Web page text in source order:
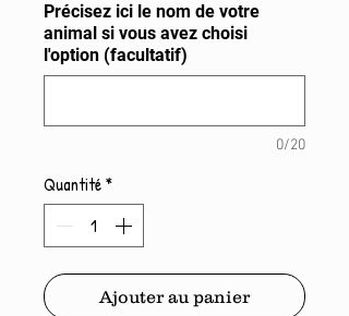
Précisez ici le nom de votre
animal si vous avez choisi
l'option (facultatif)
0/20
Quantité*
Ajouter au panier